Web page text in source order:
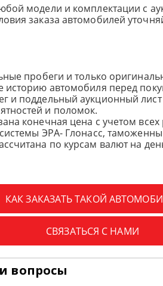
модели и комплектации с
заказа автомобилей
пробеги и только
историю автомобиля перед
и поддельный аукционный лист
и поломок.
конечная цена с учетом
ЭРА- Глонасс,
по курсам валют на
КАК ЗАКАЗАТЬ ТАКОЙ
СВЯЗАТЬСЯ С НАМИ
вопросы